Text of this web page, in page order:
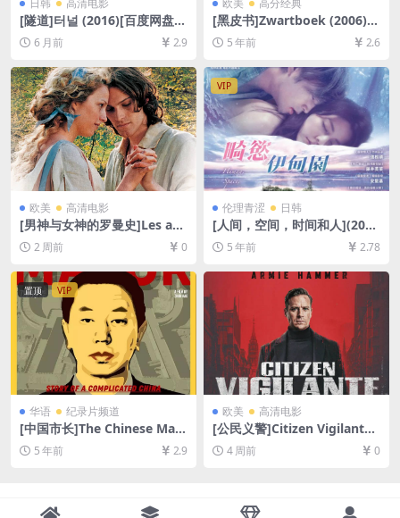
[隧道]터널 (2016)[百度网盘
+夸克网盘1080P超清未删减
资源][网盘在线播放/下载][MP
4/8GB][中文字幕]
6 月前 2.9
[黑皮书]Zwartboek (2006)
[百度网盘+迅雷云盘资源1080
P超清未删减][MP4/8.5GB][中
英字幕]
5 年前 2.6
欧美 高清电影
[男神与女神的罗曼史]Les am
ours d’Astrée et de Célado
n (2007)[百度网盘+夸克网盘1
线播放/下载][MP4/7.2GB][中
文字幕]
2 周前 0
VIP
伦理青涩 日韩
[人间，空间，时间和人](201
8)[百度网盘+迅雷云盘资源10
80P超清未删减][MP4/6.4GB]
和谐压缩包（含解压密码）】
5 年前 2.78
置顶 VIP
华语 纪录片频道
[中国市长]The Chinese May
or（2015）[百度网盘+夸克网
盘1080P超清未删减资源][网
5 年前 2.9
欧美 高清电影
[公民义警]Citizen Vigilante
(2026)[百度网盘+夸克网盘10
80P超清未删减资源][网盘在
4 周前 0